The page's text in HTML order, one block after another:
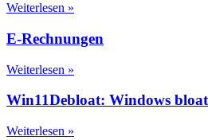
Weiterlesen »
E-Rechnungen
Weiterlesen »
Win11Debloat: Windows
Weiterlesen »